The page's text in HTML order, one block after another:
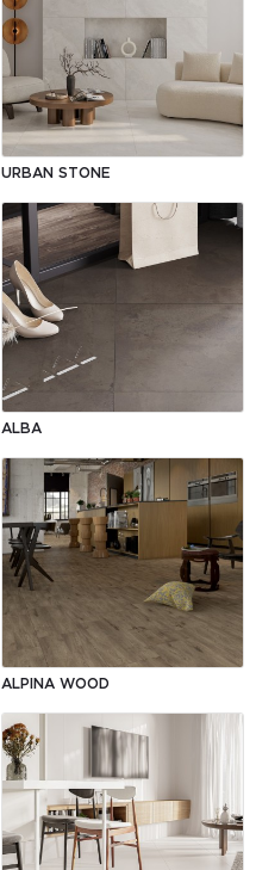
URBAN STONE
ALBA
ALPINA WOOD